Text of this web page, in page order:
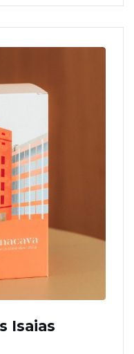
Isaias